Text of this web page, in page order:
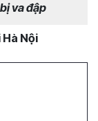
va đập
Nội